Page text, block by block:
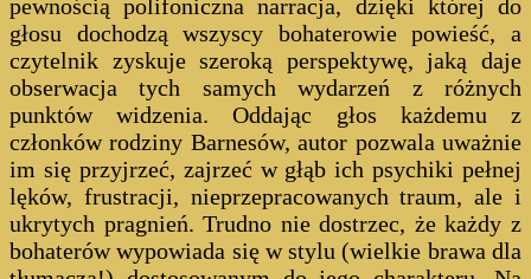
pewnością polifoniczna narracja, dzięki której do
głosu dochodzą wszyscy bohaterowie powieść, a
czytelnik zyskuje szeroką perspektywę, jaką daje
obserwacja tych samych wydarzeń z różnych
punktów widzenia. Oddając głos każdemu z
członków rodziny Barnesów, autor pozwala uważnie
im się przyjrzeć, zajrzeć w głąb ich psychiki pełnej
lęków, frustracji, nieprzepracowanych traum, ale i
ukrytych pragnień. Trudno nie dostrzec, że każdy z
bohaterów wypowiada się w stylu (wielkie brawa dla